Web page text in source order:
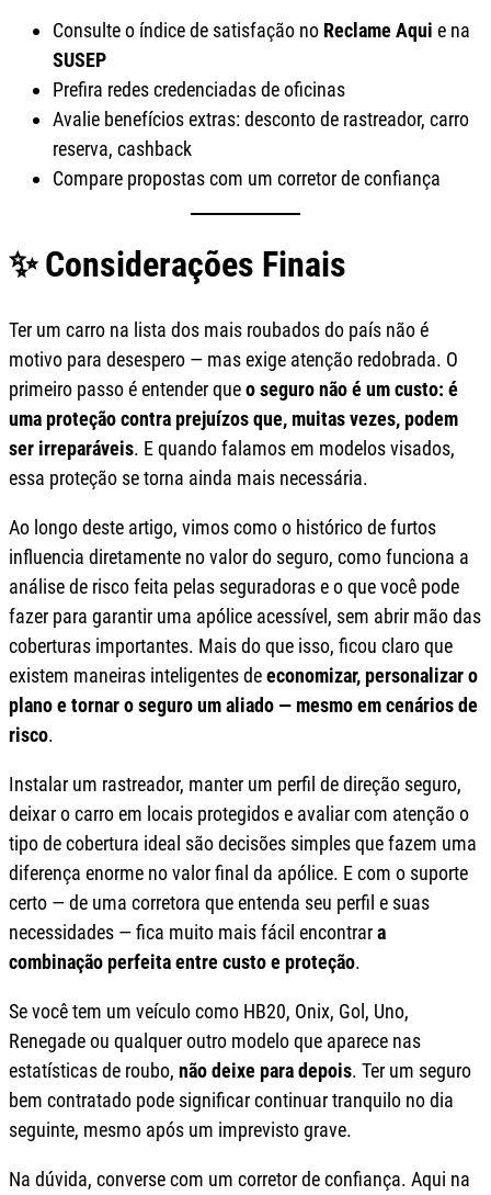
Consulte o índice de satisfação no Reclame Aqui e na
SUSEP
Prefira redes credenciadas de oficinas
Avalie benefícios extras: desconto de rastreador, carro
reserva, cash­back
Compare propostas com um corretor de confiança
✨ Considerações Finais
Ter um carro na lista dos mais roubados do país não é
motivo para desespero — mas exige atenção redobrada. O
primeiro passo é entender queo seguro não é um custo: é
uma proteção contra prejuízos que, muitas vezes, podem
ser irreparáveis. E quando falamos em modelos visados,
essa proteção se torna ainda mais necessária.
Ao longo deste artigo, vimos como o histórico de furtos
influencia diretamente no valor do seguro, como funciona a
análise de risco feita pelas seguradoras e o que você pode
fazer para garantir uma apólice acessível, sem abrir mão das
coberturas importantes. Mais do que isso, ficou claro que
existem maneiras inteligentes deeconomizar, personalizar o
plano e tornar o seguro um aliado — mesmo em cenários de
risco.
Instalar um rastreador, manter um perfil de direção seguro,
deixar o carro em locais protegidos e avaliar com atenção o
tipo de cobertura ideal são decisões simples que fazem uma
diferença enorme no valor final da apólice. E com o suporte
certo — de uma corretora que entenda seu perfil e suas
necessidades — fica muito mais fácil encontrara
combinação perfeita entre custo e proteção.
Se você tem um veículo como HB20, Onix, Gol, Uno,
Renegade ou qualquer outro modelo que aparece nas
estatísticas de roubo, não deixe para depois. Ter um seguro
bem contratado pode significar continuar tranquilo no dia
seguinte, mesmo após um imprevisto grave.
Na dúvida, converse com um corretor de confiança. Aqui na